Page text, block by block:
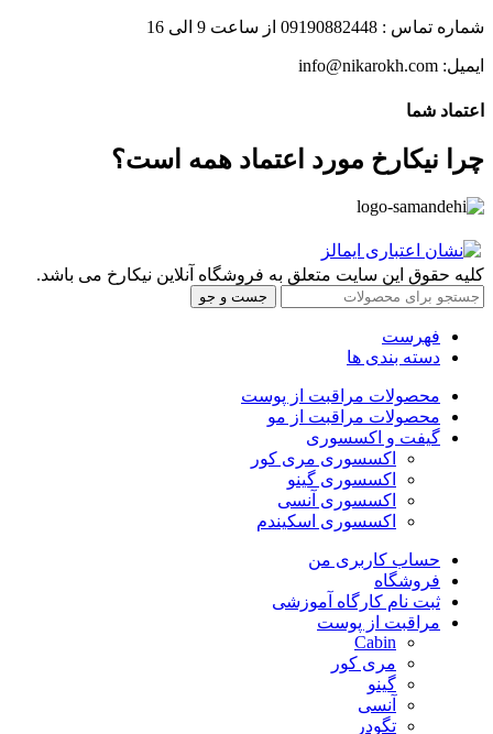
شماره تماس : 09190882448 از ساعت 9 الی 16
ایمیل: info@nikarokh.com
اعتماد شما
چرا نیکارخ مورد اعتماد همه است؟
کلیه حقوق این سایت متعلق به فروشگاه آنلاین نیکارخ می باشد.
جست و جو
فهرست
دسته بندی ها
محصولات مراقبت از پوست
محصولات مراقبت از مو
گیفت و اکسسوری
اکسسوری مری کور
اکسسوری گینو
اکسسوری آنسی
اکسسوری اسکیندم
حساب کاربری من
فروشگاه
ثبت نام کارگاه آموزشی
مراقبت از پوست
Cabin
مری کور
گینو
آنسی
تگودر